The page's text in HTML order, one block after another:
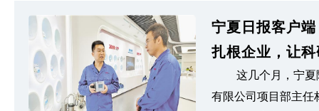
宁夏日报客户
扎根企业，让
这几个月，宁
有限公司项目部主任